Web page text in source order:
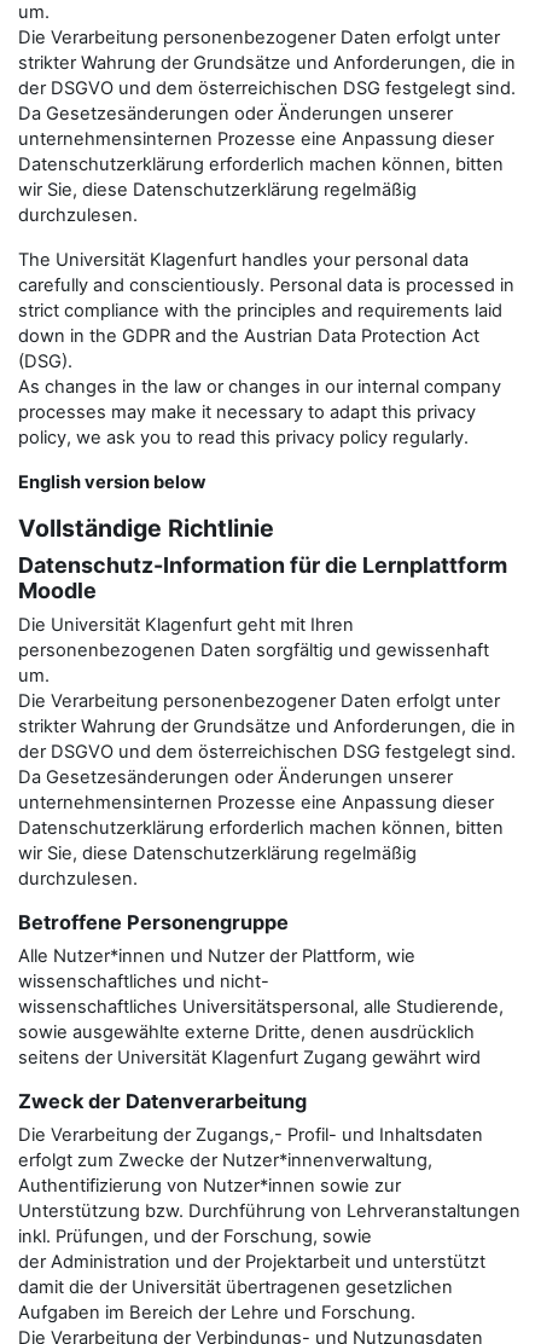
um.
Die Verarbeitung personenbezogener Daten erfolgt unter
strikter Wahrung der Grundsätze und Anforderungen, die in
der DSGVO und dem österreichischen DSG festgelegt sind.
Da Gesetzesänderungen oder Änderungen unserer
unternehmensinternen Prozesse eine Anpassung dieser
Datenschutzerklärung erforderlich machen können, bitten
wir Sie, diese Datenschutzerklärung regelmäßig
durchzulesen.
The Universität Klagenfurt handles your personal data
carefully and conscientiously. Personal data is processed in
strict compliance with the principles and requirements laid
down in the GDPR and the Austrian Data Protection Act
(DSG).
As changes in the law or changes in our internal company
processes may make it necessary to adapt this privacy
policy, we ask you to read this privacy policy regularly.
English version below
Vollständige Richtlinie
Datenschutz-Information für die Lernplattform
Moodle
Die Universität Klagenfurt geht mit Ihren
personenbezogenen Daten sorgfältig und gewissenhaft
um.
Die Verarbeitung personenbezogener Daten erfolgt unter
strikter Wahrung der Grundsätze und Anforderungen, die in
der DSGVO und dem österreichischen DSG festgelegt sind.
Da Gesetzesänderungen oder Änderungen unserer
unternehmensinternen Prozesse eine Anpassung dieser
Datenschutzerklärung erforderlich machen können, bitten
wir Sie, diese Datenschutzerklärung regelmäßig
durchzulesen.
Betroffene Personengruppe
Alle Nutzer*innen und Nutzer der Plattform, wie
wissenschaftliches und nicht-
wissenschaftliches Universitätspersonal, alle Studierende,
sowie ausgewählte externe Dritte, denen ausdrücklich
seitens der Universität Klagenfurt Zugang gewährt wird
Zweck der Datenverarbeitung
Die Verarbeitung der Zugangs,- Profil- und Inhaltsdaten
erfolgt zum Zwecke der Nutzer*innenverwaltung,
Authentifizierung von Nutzer*innen sowie zur
Unterstützung bzw. Durchführung von Lehrveranstaltungen
inkl. Prüfungen, und der Forschung, sowie
der Administration und der Projektarbeit und unterstützt
damit die der Universität übertragenen gesetzlichen
Aufgaben im Bereich der Lehre und Forschung.
Die Verarbeitung der Verbindungs- und Nutzungsdaten